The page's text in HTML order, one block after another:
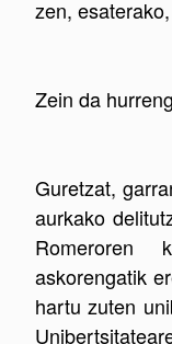
zen,
Zein da
Guretzat,
aurkako
Romeroren
askorengatik
hartu zuten